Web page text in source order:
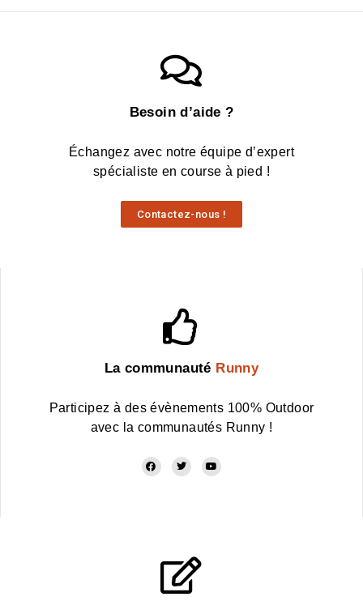
Besoin d’aide ?
Échangez avec notre équipe d’expert
spécialiste en course à pied !
Contactez-nous !
La communauté Runny
Participez à des évènements 100% Outdoor
avec la communautés Runny !